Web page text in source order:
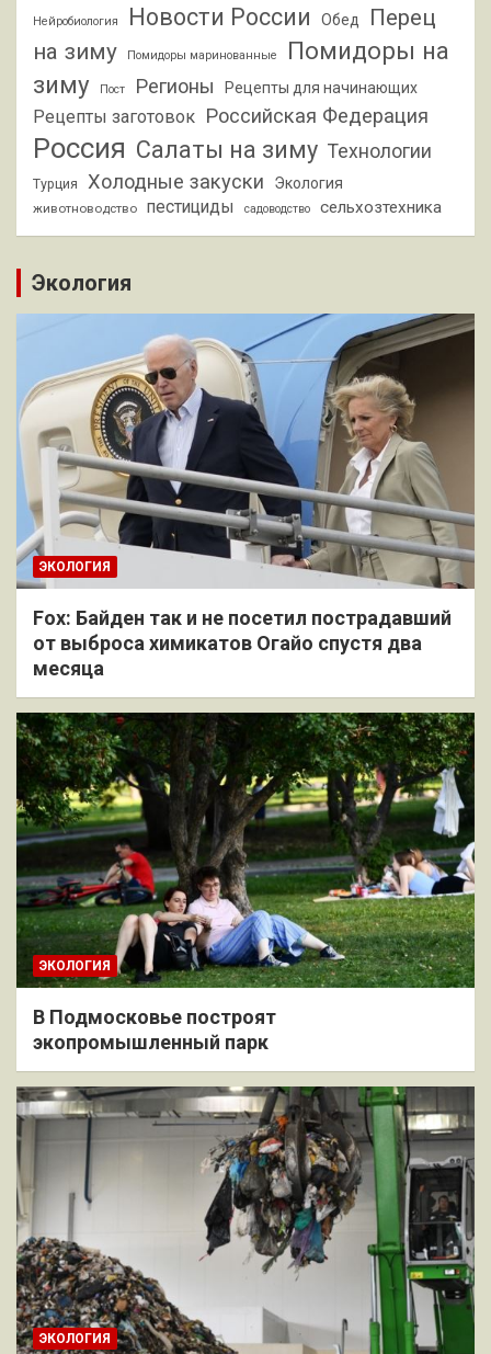
Нейробиология Новости России Обед
Перец
на зиму
Помидоры маринованные
Помидоры на
зиму
Пост Регионы Рецепты для начинающих
Рецепты заготовок Российская Федерация
Россия Салаты на зиму Технологии
Турция Холодные закуски Экология
животноводство пестициды садоводство сельхозтехника
Экология
ЭКОЛОГИЯ
Fox: Байден так и не посетил пострадавший
от выброса химикатов Огайо спустя два
месяца
ЭКОЛОГИЯ
В Подмосковье построят
экопромышленный парк
ЭКОЛОГИЯ